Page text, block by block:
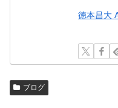
徳本昌大
ブログ